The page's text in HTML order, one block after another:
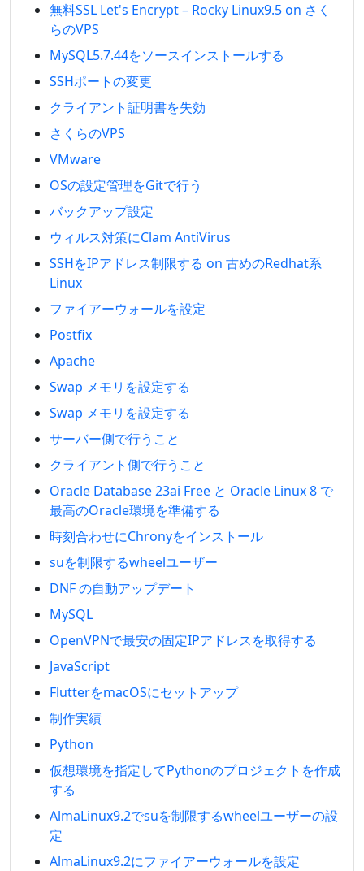
無料SSL Let's Encrypt – Rocky Linux9.5 on さく
らのVPS
MySQL5.7.44をソースインストールする
SSHポートの変更
クライアント証明書を失効
さくらのVPS
VMware
OSの設定管理をGitで行う
バックアップ設定
ウィルス対策にClam AntiVirus
SSHをIPアドレス制限する on 古めのRedhat系
Linux
ファイアーウォールを設定
Postfix
Apache
Swap メモリを設定する
Swap メモリを設定する
サーバー側で行うこと
クライアント側で行うこと
Oracle Database 23ai Free と Oracle Linux 8 で
最高のOracle環境を準備する
時刻合わせにChronyをインストール
suを制限するwheelユーザー
DNF の自動アップデート
MySQL
OpenVPNで最安の固定IPアドレスを取得する
JavaScript
FlutterをmacOSにセットアップ
制作実績
Python
仮想環境を指定してPythonのプロジェクトを作成
する
AlmaLinux9.2でsuを制限するwheelユーザーの設
定
AlmaLinux9.2にファイアーウォールを設定